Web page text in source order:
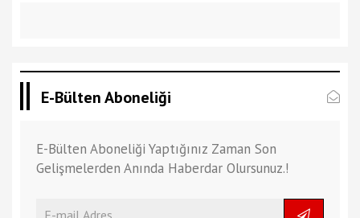
E-Bülten Aboneliği
E-Bülten Aboneliği Yaptığınız Zaman Son
Gelişmelerden Anında Haberdar Olursunuz.!